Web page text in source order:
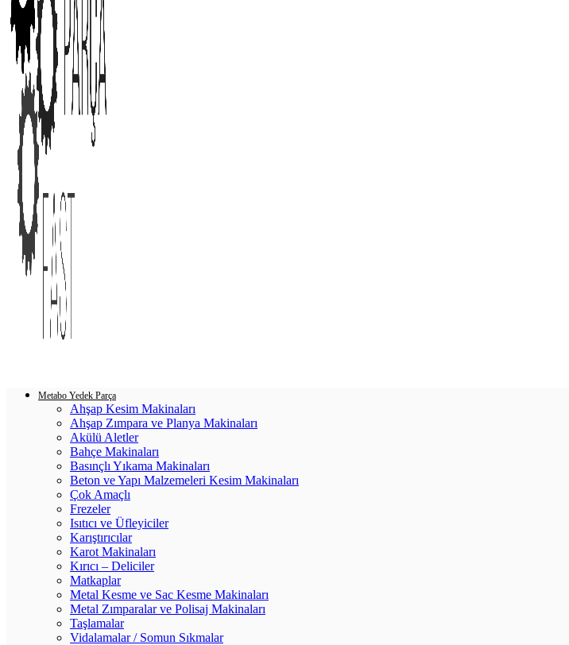
Metabo Yedek Parça
Ahşap Kesim Makinaları
Ahşap Zımpara ve Planya Makinaları
Akülü Aletler
Bahçe Makinaları
Basınçlı Yıkama Makinaları
Beton ve Yapı Malzemeleri Kesim Makinaları
Çok Amaçlı
Frezeler
Isıtıcı ve Üfleyiciler
Karıştırıcılar
Karot Makinaları
Kırıcı – Deliciler
Matkaplar
Metal Kesme ve Sac Kesme Makinaları
Metal Zımparalar ve Polisaj Makinaları
Taşlamalar
Vidalamalar / Somun Sıkmalar